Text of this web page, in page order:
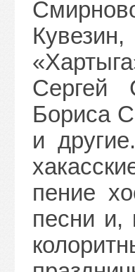
Сергей
Бориса
и
пение
песни и,